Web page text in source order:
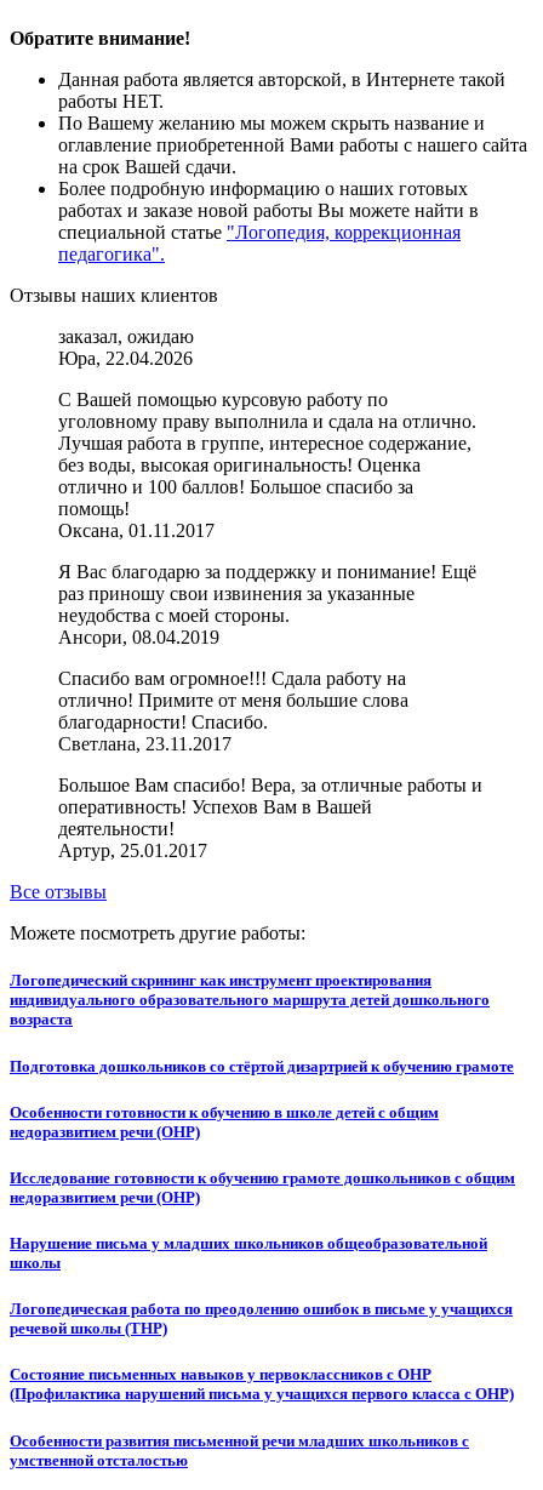
Обратите внимание!
Данная работа является авторской, в Интернете такой
работы НЕТ.
По Вашему желанию мы можем скрыть название и
оглавление приобретенной Вами работы с нашего сайта
на срок Вашей сдачи.
Более подробную информацию о наших готовых
работах и заказе новой работы Вы можете найти в
специальной статье "Логопедия, коррекционная
педагогика".
Отзывы наших клиентов
заказал, ожидаю
Юра, 22.04.2026
С Вашей помощью курсовую работу по
уголовному праву выполнила и сдала на отлично.
Лучшая работа в группе, интересное содержание,
без воды, высокая оригинальность! Оценка
отлично и 100 баллов! Большое спасибо за
помощь!
Оксана, 01.11.2017
Я Вас благодарю за поддержку и понимание! Ещё
раз приношу свои извинения за указанные
неудобства с моей стороны.
Ансори, 08.04.2019
Спасибо вам огромное!!! Сдала работу на
отлично! Примите от меня большие слова
благодарности! Спасибо.
Светлана, 23.11.2017
Большое Вам спасибо! Вера, за отличные работы и
оперативность! Успехов Вам в Вашей
деятельности!
Артур, 25.01.2017
Все отзывы
Можете посмотреть другие работы:
Логопедический скрининг как инструмент проектирования
индивидуального образовательного маршрута детей дошкольного
возраста
Подготовка дошкольников со стёртой дизартрией к обучению грамоте
Особенности готовности к обучению в школе детей с общим
недоразвитием речи (ОНР)
Исследование готовности к обучению грамоте дошкольников с общим
недоразвитием речи (ОНР)
Нарушение письма у младших школьников общеобразовательной
школы
Логопедическая работа по преодолению ошибок в письме у учащихся
речевой школы (ТНР)
Состояние письменных навыков у первоклассников с ОНР
(Профилактика нарушений письма у учащихся первого класса с ОНР)
Особенности развития письменной речи младших школьников с
умственной отсталостью